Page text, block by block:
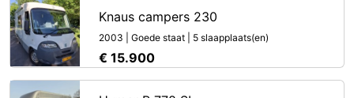
Knaus campers 230
2003 | Goede staat | 5 slaapplaats(en)
€ 15.900